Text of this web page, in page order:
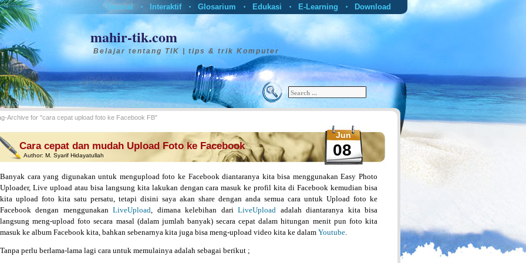
Tutorial • Interaktif • Glosarium • Edukasi • E-Learning • Download
mahir-tik.com
Belajar tentang TIK | tips & trik Komputer
Archive for "cara cepat upload foto ke Facebook FB"
Cara cepat dan mudah Upload Foto ke Facebook
Author: M. Syarif Hidayatullah
Jun
08
Banyak cara yang digunakan untuk mengupload foto ke Facebook diantaranya kita bisa menggunakan Easy Photo
Uploader, Live upload atau bisa langsung kita lakukan dengan cara masuk ke profil kita di Facebook kemudian bisa
kita upload foto kita satu persatu, tetapi disini saya akan share dengan anda semua cara untuk Upload foto ke
Facebook dengan menggunakanLiveUpload, dimana kelebihan dariLiveUpload adalah diantaranya kita bisa
langsung meng-upload foto secara masal (dalam jumlah banyak) secara cepat dalam hitungan menit pun foto kita
masuk ke album Facebook kita, bahkan sebenarnya kita juga bisa meng-upload video kita ke dalam Youtube.
Tanpa perlu berlama-lama lagi cara untuk memulainya adalah sebagai berikut ;